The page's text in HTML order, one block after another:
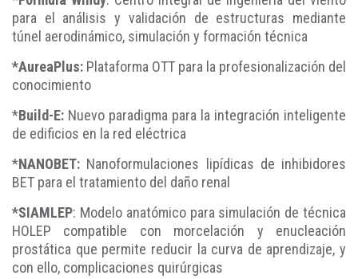
para el análisis y validación de estructuras mediante
túnel aerodinámico, simulación y formación técnica
*AureaPlus: Plataforma OTT para la profesionalización del
conocimiento
*Build-E: Nuevo paradigma para la integración inteligente
de edificios en la red eléctrica
*NANOBET: Nanoformulaciones lipídicas de inhibidores
BET para el tratamiento del daño renal
*SIAMLEP: Modelo anatómico para simulación de técnica
HOLEP compatible con morcelación y enucleación
prostática que permite reducir la curva de aprendizaje, y
con ello, complicaciones quirúrgicas